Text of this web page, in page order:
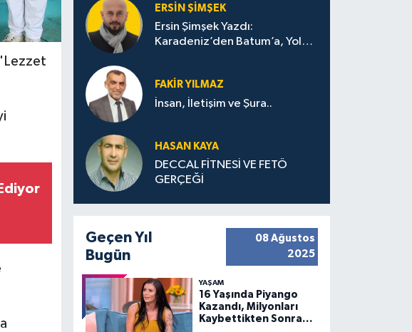
'Lezzet
ERSIN ŞIMŞEK
Ersin Şimşek Yazdı:
Karadeniz’den Batum’a, Yolun
FAKIR YILMAZ
İnsan, İletişim ve Şura..
HASAN KAYA
DECCAL FİTNESİ VE FETÖ
GERÇEĞİ
Geçen Yıl
Bugün
08 Ağustos
2025
YAŞAM
16 Yaşında Piyango
Kazandı, Milyonları
Kaybettikten Sonra